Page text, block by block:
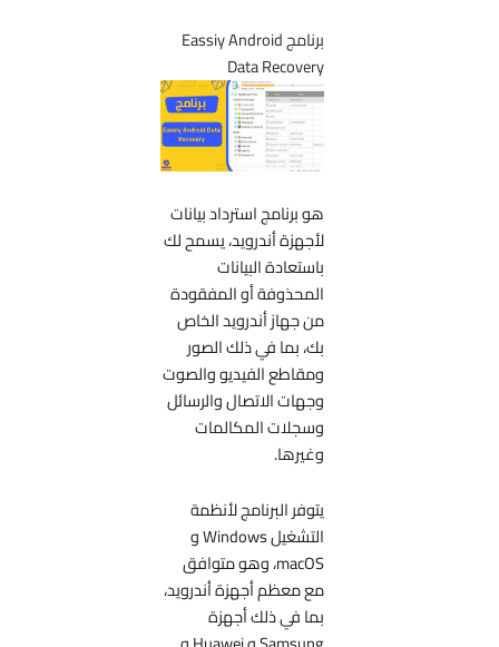
برنامج Eassiy Android
Data Recovery
هو برنامج استرداد بيانات
لأجهزة أندرويد، يسمح لك
باستعادة البيانات
المحذوفة أو المفقودة
من جهاز أندرويد الخاص
بك، بما في ذلك الصور
ومقاطع الفيديو والصوت
وجهات الاتصال والرسائل
وسجلات المكالمات
وغيرها.
يتوفر البرنامج لأنظمة
التشغيل Windows و
macOS، وهو متوافق
مع معظم أجهزة أندرويد،
بما في ذلك أجهزة